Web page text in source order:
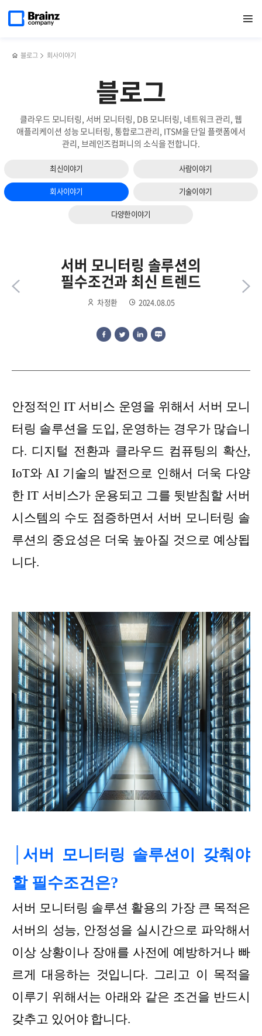
열기
페이지로
블로그 회사이야기
블로그
클라우드 모니터링, 서버 모니터링, DB 모니터링, 네트워크 관리, 웹
애플리케이션 성능 모니터링, 통합로그관리, ITSM을 단일 플랫폼에서
관리, 브레인즈컴퍼니의 소식을 전합니다.
최신이야기 사람이야기
회사이야기 기술이야기
다양한이야기
모니터링,
필요한가?
서버 모니터링 솔루션의
필수조건과 최신 트렌드
차정환 2024.08.05
했던,
시원한
안정적인 IT 서비스 운영을 위해서 서버 모니
터링 솔루션을 도입, 운영하는 경우가 많습니
다. 디지털 전환과 클라우드 컴퓨팅의 확산,
IoT와 AI 기술의 발전으로 인해서 더욱 다양
한 IT 서비스가 운용되고 그를 뒷받침할 서버
시스템의 수도 점증하면서 서버 모니터링 솔
루션의 중요성은 더욱 높아질 것으로 예상됩
니다.
│서버 모니터링 솔루션이 갖춰야
할 필수조건은?
서버 모니터링 솔루션 활용의 가장 큰 목적은
서버의 성능, 안정성을 실시간으로 파악해서
이상 상황이나 장애를 사전에 예방하거나 빠
르게 대응하는 것입니다. 그리고 이 목적을
이루기 위해서는 아래와 같은 조건을 반드시
갖추고 있어야 합니다.
다음
슬라이드